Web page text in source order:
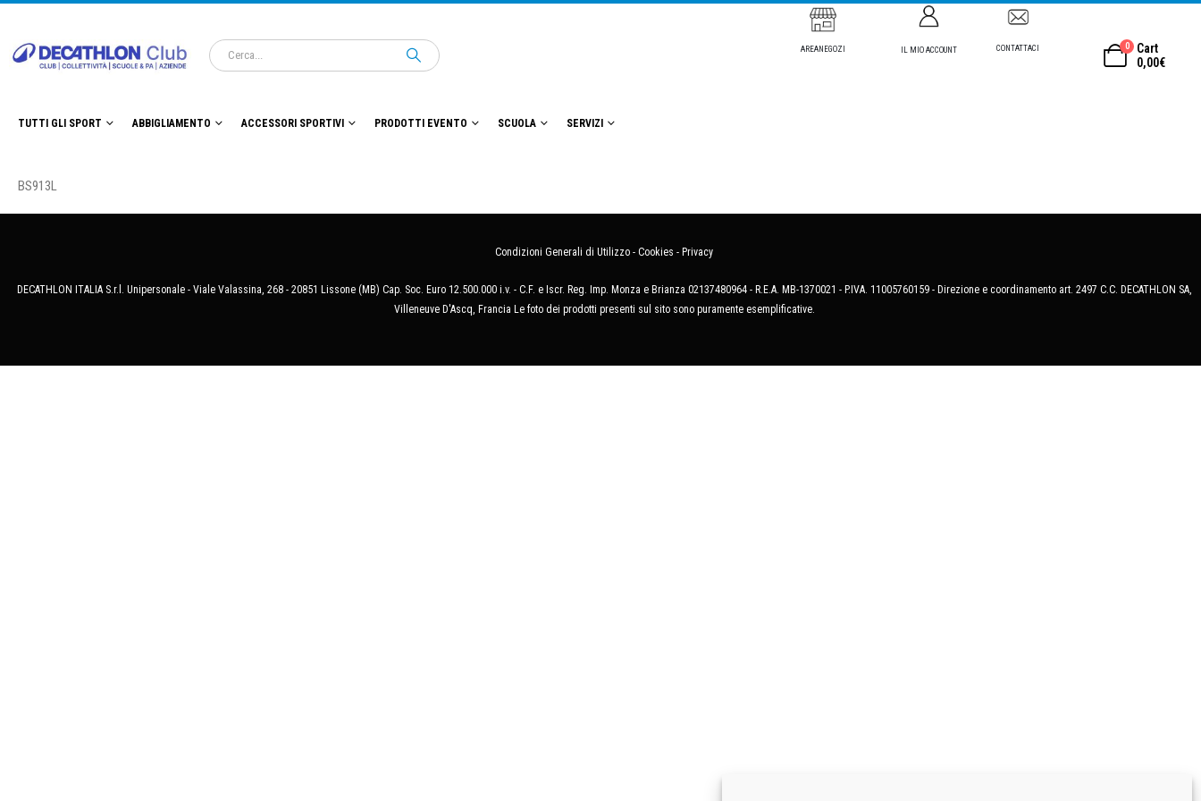
AREANEGOZI IL MIO ACCOUNT CONTATTACI 0
Cart
0,00€
TUTTI GLI SPORT ABBIGLIAMENTO ACCESSORI SPORTIVI PRODOTTI EVENTO SCUOLA SERVIZI
BS913L
Condizioni Generali di Utilizzo - Cookies - Privacy
DECATHLON ITALIA S.r.l. Unipersonale - Viale Valassina, 268 - 20851 Lissone (MB) Cap. Soc. Euro 12.500.000 i.v. - C.F. e Iscr. Reg. Imp. Monza e Brianza 02137480964 - R.E.A. MB-1370021 - P.IVA. 11005760159 - Direzione e coordinamento art. 2497 C.C. DECATHLON SA,
Villeneuve D'Ascq, Francia Le foto dei prodotti presenti sul sito sono puramente esemplificative.